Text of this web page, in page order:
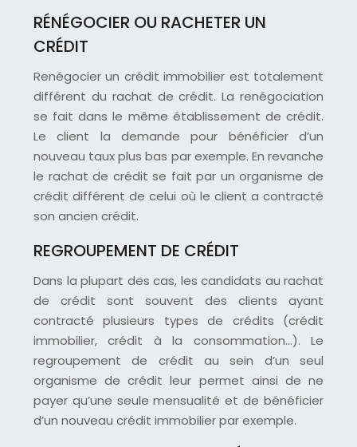
RÉNÉGOCIER OU RACHETER UN
CRÉDIT
Renégocier un crédit immobilier est totalement
différent du rachat de crédit. La renégociation
se fait dans le même établissement de crédit.
Le client la demande pour bénéficier d’un
nouveau taux plus bas par exemple. En revanche
le rachat de crédit se fait par un organisme de
crédit différent de celui où le client a contracté
son ancien crédit.
REGROUPEMENT DE CRÉDIT
Dans la plupart des cas, les candidats au rachat
de crédit sont souvent des clients ayant
contracté plusieurs types de crédits (crédit
immobilier, crédit à la consommation…). Le
regroupement de crédit au sein d’un seul
organisme de crédit leur permet ainsi de ne
payer qu’une seule mensualité et de bénéficier
d’un nouveau crédit immobilier par exemple.